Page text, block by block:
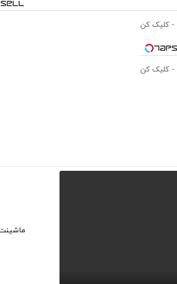
- کلیک کن
- کلیک کن